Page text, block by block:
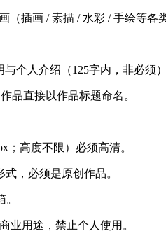
插画 / 素描 / 水彩 / 手绘等各
个人介绍（125字内，非必须）
品直接以作品标题命名 。
；高度不限）必须高清。
式 ，必须是原创作品。
业用途，禁止个人使用。